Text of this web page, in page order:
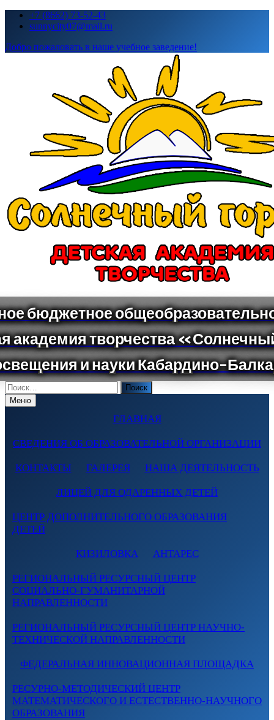
Перейти+7 (8662) 73-52-43
sunnycity07@mail.ru
Добро пожаловать в наше учебное заведение!
Поиск
по:Меню
ГЛАВНАЯ
СВЕДЕНИЯ ОБ ОБРАЗОВАТЕЛЬНОЙ ОРГАНИЗАЦИИ
КОНТАКТЫ ГАЛЕРЕЯ НАША ДЕЯТЕЛЬНОСТЬ
ЛИЦЕЙ ДЛЯ ОДАРЕННЫХ ДЕТЕЙ
ЦЕНТР ДОПОЛНИТЕЛЬНОГО ОБРАЗОВАНИЯ
ДЕТЕЙ
КИЗИЛОВКА АНТАРЕС
РЕГИОНАЛЬНЫЙ РЕСУРСНЫЙ ЦЕНТР
СОЦИАЛЬНО-ГУМАНИТАРНОЙ
НАПРАВЛЕННОСТИ
РЕГИОНАЛЬНЫЙ РЕСУРСНЫЙ ЦЕНТР НАУЧНО-
ТЕХНИЧЕСКОЙ НАПРАВЛЕННОСТИ
ФЕДЕРАЛЬНАЯ ИННОВАЦИОННАЯ ПЛОЩАДКА
РЕСУРНО-МЕТОДИЧЕСКИЙ ЦЕНТР
МАТЕМАТИЧЕСКОГО И ЕСТЕСТВЕННО-НАУЧНОГО
ОБРАЗОВАНИЯ